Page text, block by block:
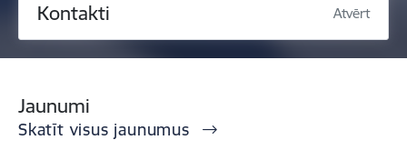
Kontakti Atvērt
Jaunumi
Skatīt visus jaunumus